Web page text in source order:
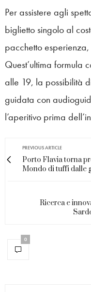
Per assistere agli
biglietto singolo al
pacchetto
Quest’ultima formula
alle 19, la possibilità
guidata con
l’aperitivo prima
PREVIOUS ARTICLE
Porto Flavia torna
Mondo di tuffi dalle
Ricerca e
0